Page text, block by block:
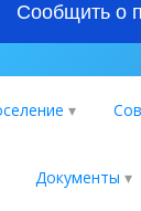
Сообщить о
Документы